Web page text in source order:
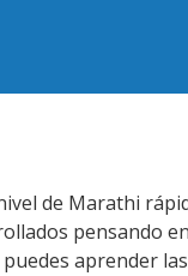
de Marathi
pensando
aprender